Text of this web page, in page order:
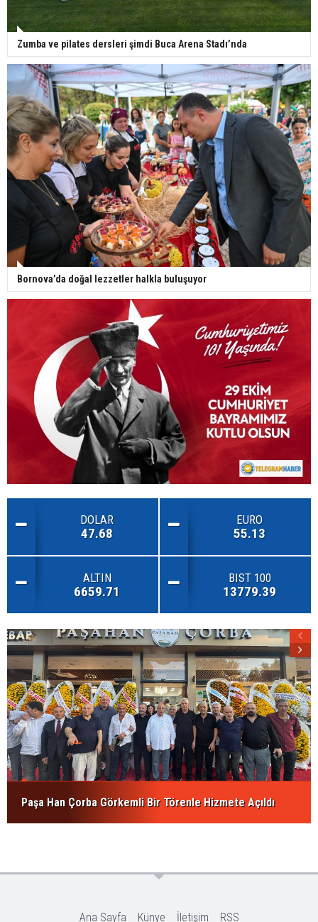
Zumba ve pilates dersleri şimdi Buca Arena Stadı’nda
Bornova’da doğal lezzetler halkla buluşuyor
DOLAR
47.68
EURO
55.13
ALTIN
6659.71
BIST 100
13779.39
Paşa Han Çorba Görkemli Bir Törenle Hizmete Açıldı
Ana Sayfa Künye İletişim RSS